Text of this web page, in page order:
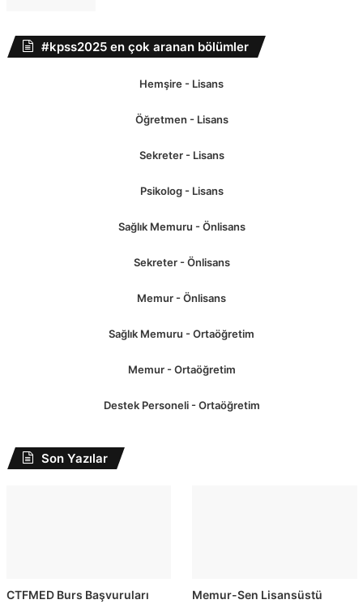
#kpss2025 en çok aranan bölümler
Hemşire - Lisans
Öğretmen - Lisans
Sekreter - Lisans
Psikolog - Lisans
Sağlık Memuru - Önlisans
Sekreter - Önlisans
Memur - Önlisans
Sağlık Memuru - Ortaöğretim
Memur - Ortaöğretim
Destek Personeli - Ortaöğretim
Son Yazılar
CTFMED Burs Başvuruları
Memur-Sen Lisansüstü